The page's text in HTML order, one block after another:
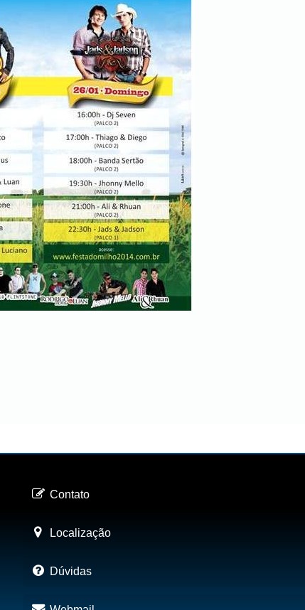
Contato
Localização
Dúvidas